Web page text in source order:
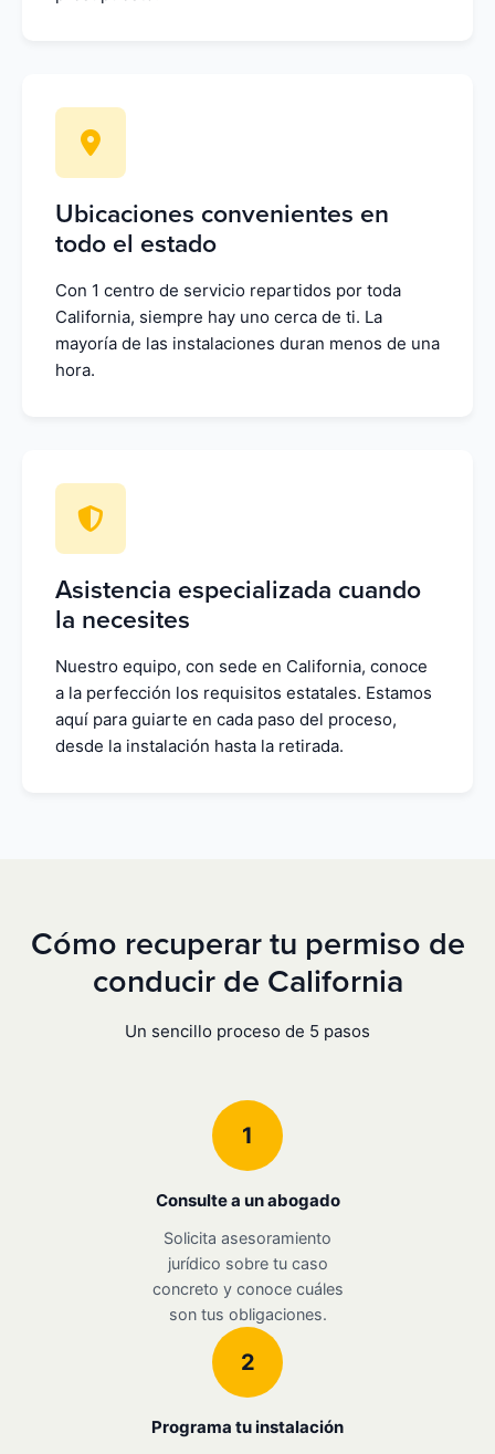
Ubicaciones convenientes en
todo el estado
Con 1 centro de servicio repartidos por toda
California, siempre hay uno cerca de ti. La
mayoría de las instalaciones duran menos de una
hora.
Asistencia especializada cuando
la necesites
Nuestro equipo, con sede en California, conoce
a la perfección los requisitos estatales. Estamos
aquí para guiarte en cada paso del proceso,
desde la instalación hasta la retirada.
Cómo recuperar tu permiso de
conducir de California
Un sencillo proceso de 5 pasos
1
Consulte a un abogado
Solicita asesoramiento
jurídico sobre tu caso
concreto y conoce cuáles
son tus obligaciones.
2
Programa tu instalación